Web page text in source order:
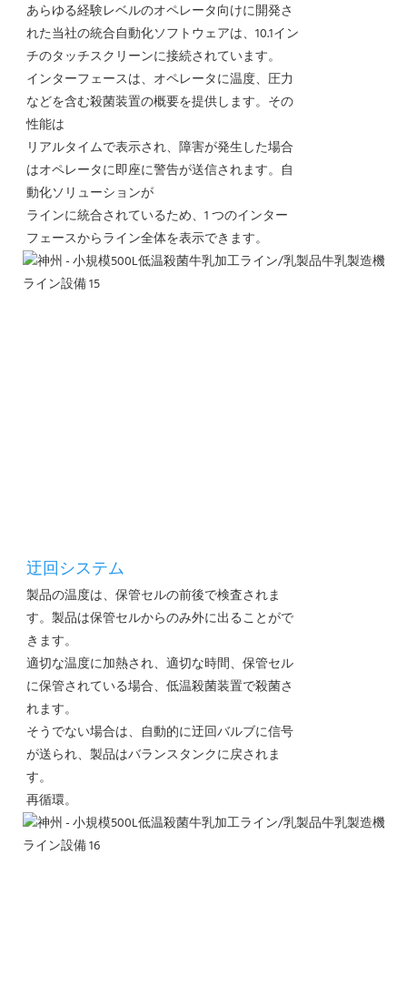
あらゆる経験レベルのオペレータ向けに開発さ
れた当社の統合自動化ソフトウェアは、10.1イン
チのタッチスクリーンに接続されています。
インターフェースは、オペレータに温度、圧力
などを含む殺菌装置の概要を提供します。その
性能は
リアルタイムで表示され、障害が発生した場合
はオペレータに即座に警告が送信されます。自
動化ソリューションが
ラインに統合されているため、1 つのインター
フェースからライン全体を表示できます。
迂回システム
製品の温度は、保管セルの前後で検査されま
す。製品は保管セルからのみ外に出ることがで
きます。
適切な温度に加熱され、適切な時間、保管セル
に保管されている場合、低温殺菌装置で殺菌さ
れます。
そうでない場合は、自動的に迂回バルブに信号
が送られ、製品はバランスタンクに戻されま
す。
再循環。